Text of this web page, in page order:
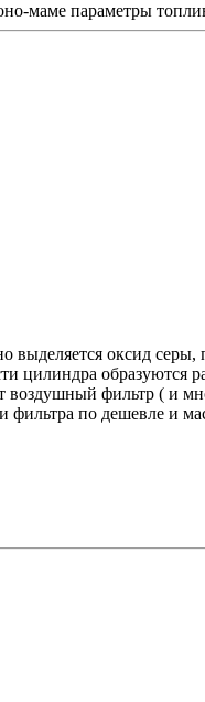
маме параметры
выделяется оксид
цилиндра
воздушный фильтр ( и
фильтра по дешевле